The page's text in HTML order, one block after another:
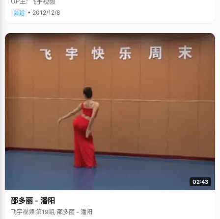
舞蹈 • 2012/12/8
02:43
邵多丽 - 潘阳
飞宇视频 第19期, 邵多丽 - 潘阳